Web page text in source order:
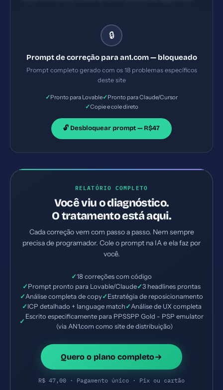
Frame-Options ausente 3) X-Content-Type-
Options ausente 4) Referrer-Policy ausente.
os arquivos necessários e configurações de servidor.
Priorize as correções críticas primeiro.
🔒
Prompt de correção para an1.com — bloqueado
Prompt completo gerado com os 18 problemas específicos
deste site
✓Pronto para Lovable✓Pronto para Claude/Cursor
✓Copie e cole direto
🔓 Desbloquear prompt — R$47
RELATÓRIO COMPLETO
Você viu o diagnóstico.
O tratamento está aqui.
Cada correção vem com passo a passo. Nem sempre
precisa de programador. Cole o prompt na IA e ela faz por
você.
✓18 correções com código
✓Prompt pronto para Lovable/Claude✓3 headlines prontas
✓Análise completa de copy✓Estratégia de reposicionamento
✓ICP detalhado + language match✓Análise de UX completa
✓
Escrito especificamente para PPSSPP Gold - PSP emulator
(via AN1.com como site de distribuição)
Quero o plano completo
R$ 47,00 · Pagamento único · Pix ou cartão